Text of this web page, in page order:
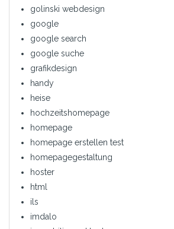
golinski webdesign
google
google search
google suche
grafikdesign
handy
heise
hochzeitshomepage
homepage
homepage erstellen test
homepagegestaltung
hoster
html
ils
imdalo